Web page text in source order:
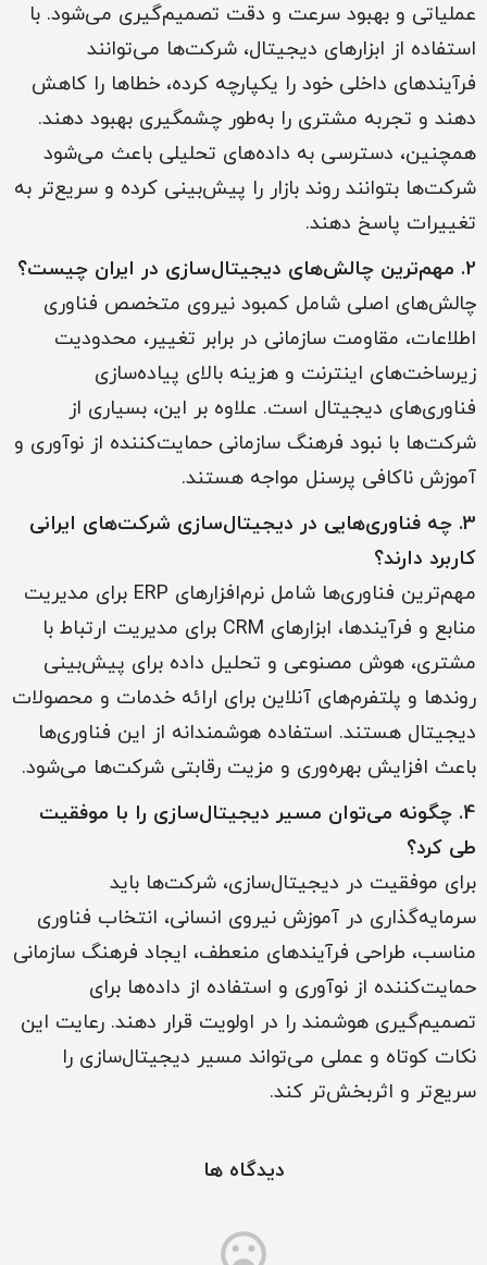
عملیاتی و بهبود سرعت و دقت تصمیم‌گیری می‌شود. با
استفاده از ابزارهای دیجیتال، شرکت‌ها می‌توانند
فرآیندهای داخلی خود را یکپارچه کرده، خطاها را کاهش
دهند و تجربه مشتری را به‌طور چشمگیری بهبود دهند.
همچنین، دسترسی به داده‌های تحلیلی باعث می‌شود
شرکت‌ها بتوانند روند بازار را پیش‌بینی کرده و سریع‌تر به
تغییرات پاسخ دهند.
2. مهم‌ترین چالش‌های دیجیتال‌سازی در ایران چیست؟
چالش‌های اصلی شامل کمبود نیروی متخصص فناوری
اطلاعات، مقاومت سازمانی در برابر تغییر، محدودیت
زیرساخت‌های اینترنت و هزینه بالای پیاده‌سازی
فناوری‌های دیجیتال است. علاوه بر این، بسیاری از
شرکت‌ها با نبود فرهنگ سازمانی حمایت‌کننده از نوآوری و
آموزش ناکافی پرسنل مواجه هستند.
3. چه فناوری‌هایی در دیجیتال‌سازی شرکت‌های ایرانی
کاربرد دارند؟
مهم‌ترین فناوری‌ها شامل نرم‌افزارهای ERP برای مدیریت
منابع و فرآیندها، ابزارهای CRM برای مدیریت ارتباط با
مشتری، هوش مصنوعی و تحلیل داده برای پیش‌بینی
روندها و پلتفرم‌های آنلاین برای ارائه خدمات و محصولات
دیجیتال هستند. استفاده هوشمندانه از این فناوری‌ها
باعث افزایش بهره‌وری و مزیت رقابتی شرکت‌ها می‌شود.
4. چگونه می‌توان مسیر دیجیتال‌سازی را با موفقیت
طی کرد؟
برای موفقیت در دیجیتال‌سازی، شرکت‌ها باید
سرمایه‌گذاری در آموزش نیروی انسانی، انتخاب فناوری
مناسب، طراحی فرآیندهای منعطف، ایجاد فرهنگ سازمانی
حمایت‌کننده از نوآوری و استفاده از داده‌ها برای
تصمیم‌گیری هوشمند را در اولویت قرار دهند. رعایت این
نکات کوتاه و عملی می‌تواند مسیر دیجیتال‌سازی را
سریع‌تر و اثربخش‌تر کند.
دیدگاه ها